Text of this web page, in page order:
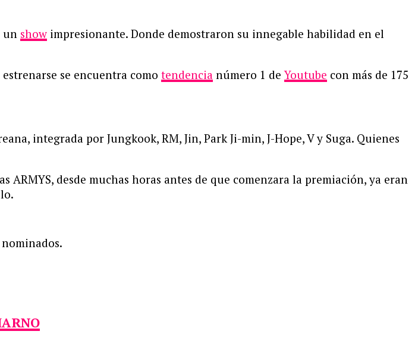
un show impresionante. Donde demostraron su innegable habilidad en el
se encuentra como tendencia número 1 deYoutube con más de 175
integrada por Jungkook, RM, Jin, Park Ji-min, J-Hope, V y Suga. Quienes
desde muchas horas antes de que comenzara la premiación, ya eran